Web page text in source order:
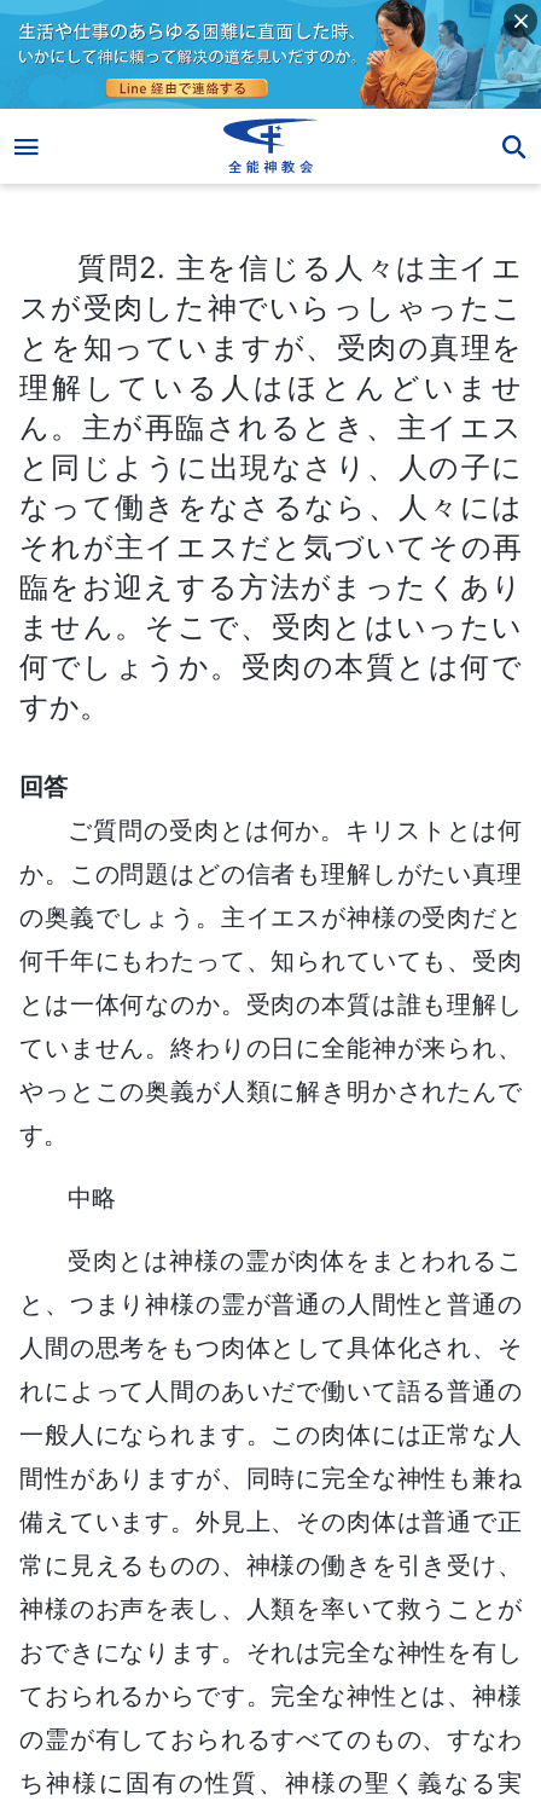
質問2. 主を信じる人々は主イエ
スが受肉した神でいらっしゃったこ
とを知っていますが、受肉の真理を
理解している人はほとんどいませ
ん。主が再臨されるとき、主イエス
と同じように出現なさり、人の子に
なって働きをなさるなら、人々には
それが主イエスだと気づいてその再
臨をお迎えする方法がまったくあり
ません。そこで、受肉とはいったい
何でしょうか。受肉の本質とは何で
すか。
回答
ご質問の受肉とは何か。キリストとは何
か。この問題はどの信者も理解しがたい真理
の奥義でしょう。主イエスが神様の受肉だと
何千年にもわたって、知られていても、受肉
とは一体何なのか。受肉の本質は誰も理解し
ていません。終わりの日に全能神が来られ、
やっとこの奥義が人類に解き明かされたんで
す。
中略
受肉とは神様の霊が肉体をまとわれるこ
と、つまり神様の霊が普通の人間性と普通の
人間の思考をもつ肉体として具体化され、そ
れによって人間のあいだで働いて語る普通の
一般人になられます。この肉体には正常な人
間性がありますが、同時に完全な神性も兼ね
備えています。外見上、その肉体は普通で正
常に見えるものの、神様の働きを引き受け、
神様のお声を表し、人類を率いて救うことが
おできになります。それは完全な神性を有し
ておられるからです。完全な神性とは、神様
の霊が有しておられるすべてのもの、すなわ
ち神様に固有の性質、神様の聖く義なる実